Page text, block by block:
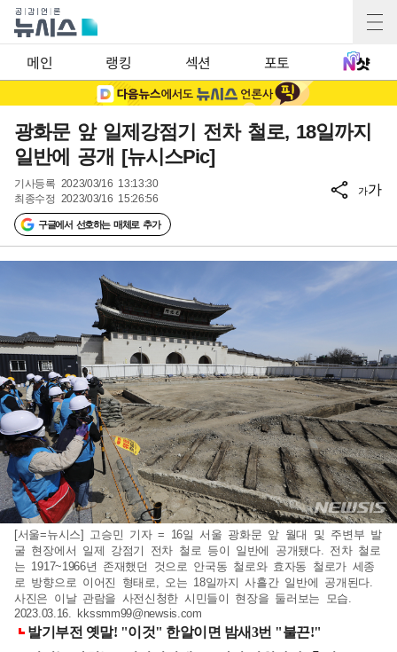
메인 랭킹 섹션 포토
광화문 앞 일제강점기 전차 철로, 18일까지
일반에 공개 [뉴시스Pic]
기사등록 2023/03/16 13:13:30
최종수정 2023/03/16 15:26:56
구글에서 선호하는 매체로 추가
가가
[서울=뉴시스] 고승민 기자 = 16일 서울 광화문 앞 월대 및 주변부 발
굴 현장에서 일제 강점기 전차 철로 등이 일반에 공개됐다. 전차 철로
는 1917~1966년 존재했던 것으로 안국동 철로와 효자동 철로가 세종
로 방향으로 이어진 형태로, 오는 18일까지 사흘간 일반에 공개된다.
사진은 이날 관람을 사전신청한 시민들이 현장을 둘러보는 모습.
2023.03.16. kkssmm99@newsis.com